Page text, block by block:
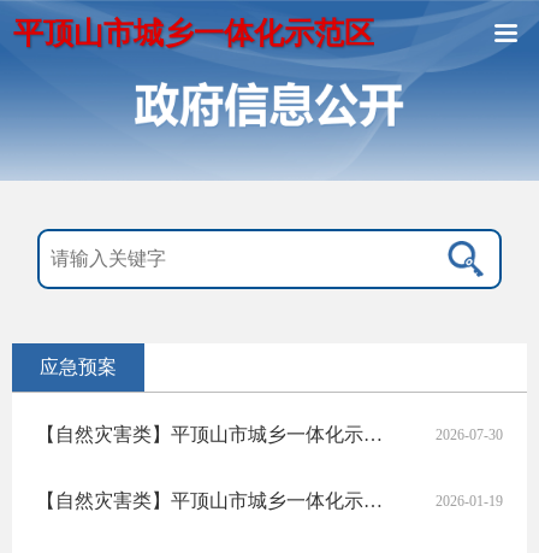
平顶山市城乡一体化示范区
应急预案
【自然灾害类】平顶山市城乡一体化示范区防汛应急预案 2026-07-30
【自然灾害类】平顶山市城乡一体化示范区森林火灾应急预案 2026-01-19